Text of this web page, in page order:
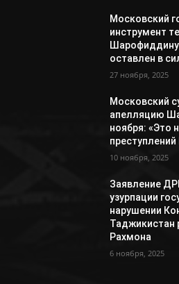
Московский
инструмент
Шарофиддину
оставлен в
27 ноября, 2025
Московский
апелляцию
ноября: «Это
преступлений
10 ноября, 2025
Заявление
узурпации
нарушении
Рахмона
6 ноября, 2025